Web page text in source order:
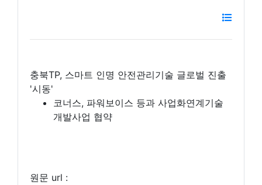
충북TP, 스마트 인명 안전관리기술 글로벌 진출
'시동'
코너스, 파워보이스 등과 사업화연계기술
개발사업 협약
원문 url :